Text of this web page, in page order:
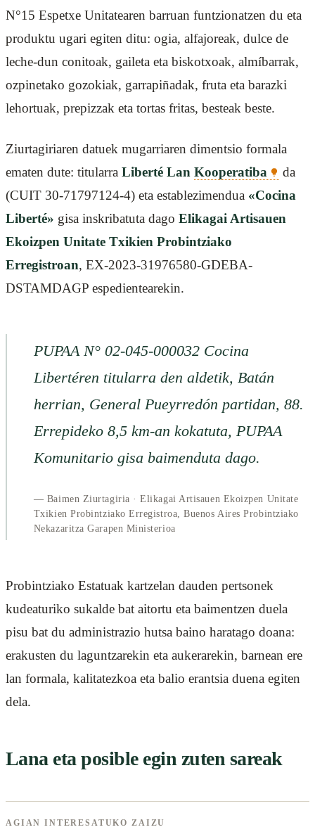
N°15 Espetxe Unitatearen barruan funtzionatzen du eta
produktu ugari egiten ditu: ogia, alfajoreak, dulce de
leche-dun conitoak, gaileta eta biskotxoak, almíbarrak,
ozpinetako gozokiak, garrapiñadak, fruta eta barazki
lehortuak, prepizzak eta tortas fritas, besteak beste.
Ziurtagiriaren datuek mugarriaren dimentsio formala
ematen dute: titularra Liberté Lan Kooperatiba
da
(CUIT 30-71797124-4) eta establezimendua «Cocina
Liberté» gisa inskribatuta dago Elikagai Artisauen
Ekoizpen Unitate Txikien Probintziako
Erregistroan, EX-2023-31976580-GDEBA-
DSTAMDAGP espedientearekin.
PUPAA N° 02-045-000032 Cocina
Libertéren titularra den aldetik, Batán
herrian, General Pueyrredón partidan, 88.
Errepideko 8,5 km-an kokatuta, PUPAA
Komunitario gisa baimenduta dago.
— Baimen Ziurtagiria · Elikagai Artisauen Ekoizpen Unitate
Txikien Probintziako Erregistroa, Buenos Aires Probintziako
Nekazaritza Garapen Ministerioa
Probintziako Estatuak kartzelan dauden pertsonek
kudeaturiko sukalde bat aitortu eta baimentzen duela
pisu bat du administrazio hutsa baino haratago doana:
erakusten du laguntzarekin eta aukerarekin, barnean ere
lan formala, kalitatezkoa eta balio erantsia duena egiten
dela.
Lana eta posible egin zuten sareak
AGIAN INTERESATUKO ZAIZU